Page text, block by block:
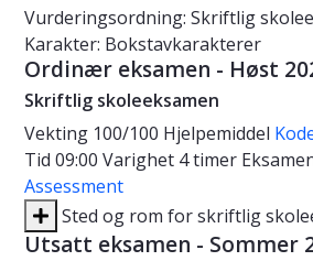
Vurderingsordning: Skriftlig
Karakter: Bokstavkarakterer
Ordinær eksamen - Høst
Skriftlig skoleeksamen
Vekting 100/100 Hjelpemiddel
Tid 09:00 Varighet 4 timer
Assessment
Sted og rom for skriftlig
Utsatt eksamen - Sommer